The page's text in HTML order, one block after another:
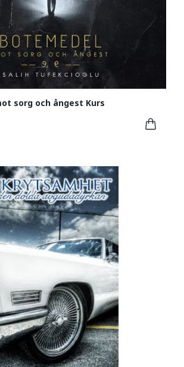
sorg och ångest Kurs